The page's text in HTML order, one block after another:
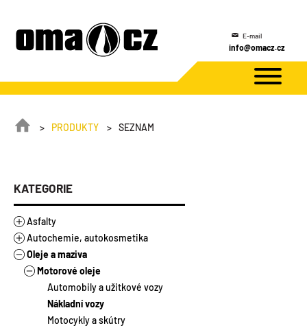
Rychlý kontakt
+420 487 851 016
PRODUKTY SEZNAM
KATEGORIE
Asfalty
Asfalty
Stavebněizolační asfalty
Modifikované asfalty
Silniční asfalty
Asfaltové výrobky
Asfalty ředěné
Zálivky
Emulze
Laky
Autochemie, autokosmetika
Autokosmetika
Mechanické rozprašovače
Tlakové spreje
Ostatní
Autochemie
Náplně do ostřikovačů
Rozmrazovače
Chladicí kapaliny
Doplňkový sortiment
Autodoplňky
Oleje a maziva
Motorové oleje
Automobily a užitkové vozy
Nákladní vozy
Motocykly a skútry